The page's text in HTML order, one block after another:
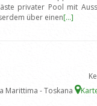
privater Pool mit
über einen[...]
Marittima - Toskana